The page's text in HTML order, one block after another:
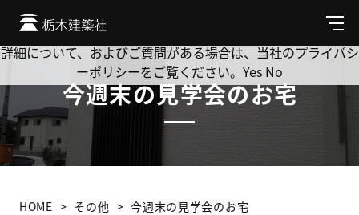
メ
ニ
ュ
今週末の見学会のお宅
HOME その他 今週末の見学会のお宅
Cookie を使用して、お客様の活動を追跡してもよろしいです
か? 当社ではお客様のプライバシーを極めて重視しています。
詳細について、およびご質問がある場合は、当社のプライバシ
ーポリシーをご覧ください。 Yes No